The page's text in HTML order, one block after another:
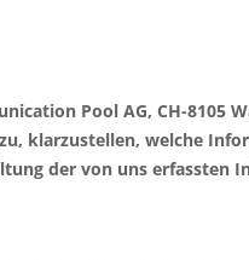
Pool AG, CH-8105
klarzustellen, welche
der von uns erfassten